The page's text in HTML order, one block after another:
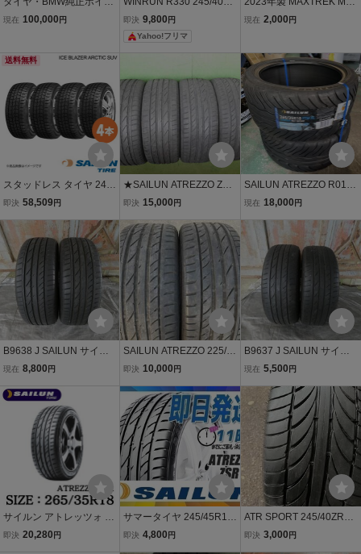
ル4本Continental 245/4
年 C-665
現在 100,000 円
19 98W XL サマータイヤ
1本
即決 9,800 円
Yahoo!フリマ
XIMUS M1 マックストレ
19インチ 夏用 ラジアル
ノーマルサマータイヤ
現在 2,000 円
送料無料
スタッドレス タイヤ 245/
70R16 4本 2025年製 245
SUV SAILUN/サイルン
即決 58,509円
★SAILUN ATREZZO ZSR
夏タイヤ★245/45R18 10
上 汚れ、傷、シワ、片べ
り等あり 3本2021年/1本2
020年 4本
即決 15,000 円
SAILUN ATREZZO R01 S
PORT 265/35R18 97W X
サイレン
現在 18,000 円
B9638 J SAILUN サイル
ン ATREZZO ZSR 19イン
2022年 溝 5.9~6.2mm ノ
ーマルタイヤ 夏 サマー ラ
ジアル 2本 セット
現在 8,800 円
SAILUN ATREZZO 225/4
5R18 サイルン 225/45
ト
即決 10,000 円
B9637 J SAILUN サイル
ン ATREZZO ZSR 19イン
2022年 溝 3.7~3.8mm ノ
ーマルタイヤ 夏 サマー ラ
ジアル 2本 セット
現在 5,500 円
サイルン アトレッツォ ZS
R 265/35R18 2本価格 SAI
即決 20,280 円
サマータイヤ 245/45R17
4本送料税込30,400円 SAI
即決 4,800 円
ATR SPORT 245/40ZR19
98W 245/40R19 パリ溝
即決 3,000 円